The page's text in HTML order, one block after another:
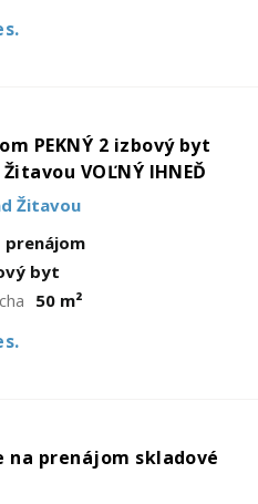
PEKNÝ 2 izbový byt
VOĽNÝ IHNEĎ
Žitavou
prenájom
byt
50 m²
na prenájom skladové